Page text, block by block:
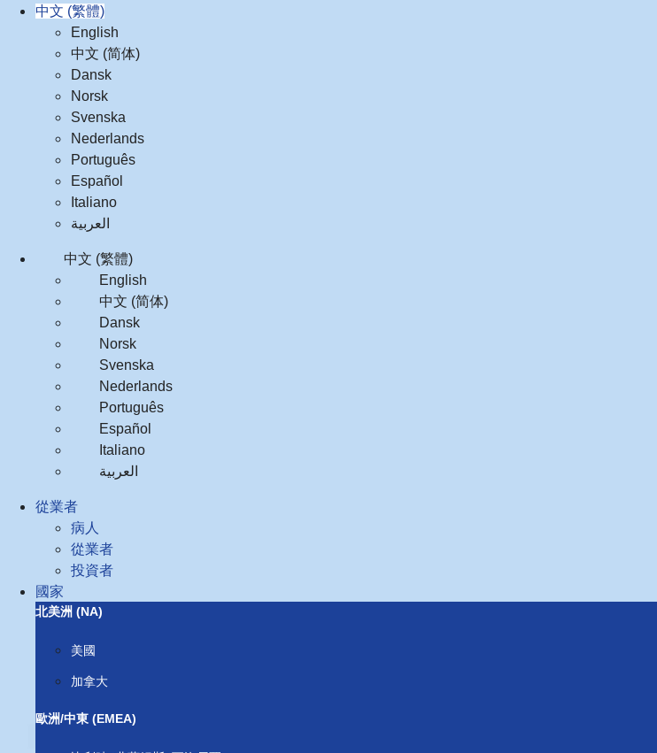
中文 (繁體)
English
中文 (简体)
Dansk
Norsk
Svenska
Nederlands
Português
Español
Italiano
العربية‏
中文 (繁體)
English
中文 (简体)
Dansk
Norsk
Svenska
Nederlands
Português
Español
Italiano
العربية‏
從業者
病人
從業者
投資者
國家
北美洲 (NA)
美國
加拿大
歐洲/中東 (EMEA)